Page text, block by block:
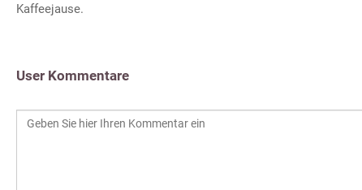
Kaffeejause.
User Kommentare